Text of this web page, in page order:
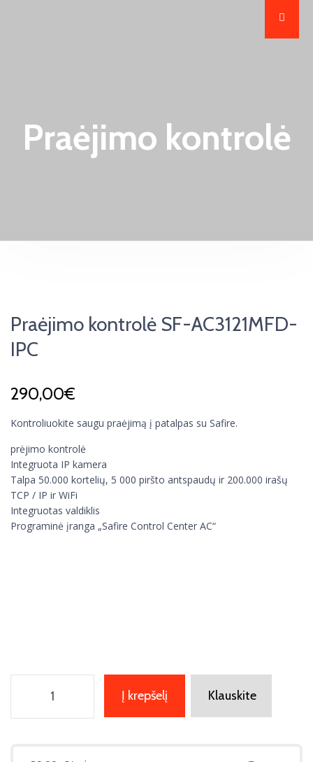
Praėjimo kontrolė
Praėjimo kontrolė SF-AC3121MFD-
IPC
290,00€
Kontroliuokite saugu praėjimą į patalpas su Safire.
prėjimo kontrolė
Integruota IP kamera
Talpa 50.000 kortelių, 5 000 piršto antspaudų ir 200.000 irašų
TCP / IP ir WiFi
Integruotas valdiklis
Programinė įranga „Safire Control Center AC“
Į krepšelį Klauskite